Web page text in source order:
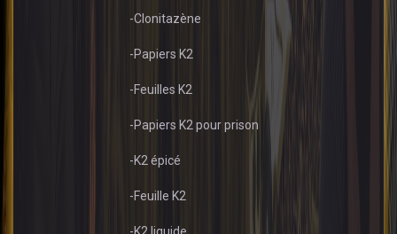
-Clonitazène
-Papiers K2
-Feuilles K2
-Papiers K2 pour prison
-K2 épicé
-Feuille K2